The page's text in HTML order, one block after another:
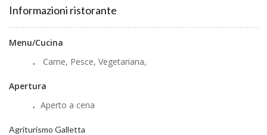
Informazioni ristorante
Menu/Cucina
Carne, Pesce, Vegetariana,
Apertura
Aperto a cena
Agriturismo Galletta